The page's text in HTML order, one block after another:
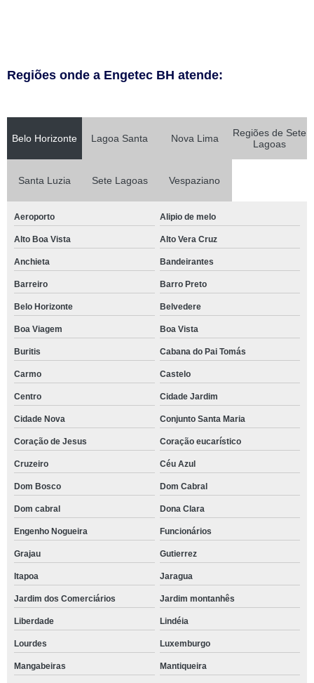
Regiões onde a Engetec BH atende:
Belo Horizonte Lagoa Santa Nova Lima
Regiões de Sete
Lagoas
Santa Luzia Sete Lagoas Vespaziano
Aeroporto Alipio de melo
Alto Boa Vista Alto Vera Cruz
Anchieta Bandeirantes
Barreiro Barro Preto
Belo Horizonte Belvedere
Boa Viagem Boa Vista
Buritis Cabana do Pai Tomás
Carmo Castelo
Centro Cidade Jardim
Cidade Nova Conjunto Santa Maria
Coração de Jesus Coração eucarístico
Cruzeiro Céu Azul
Dom Bosco Dom Cabral
Dom cabral Dona Clara
Engenho Nogueira Funcionários
Grajau Gutierrez
Itapoa Jaragua
Jardim dos Comerciários Jardim montanhês
Liberdade Lindéia
Lourdes Luxemburgo
Mangabeiras Mantiqueira